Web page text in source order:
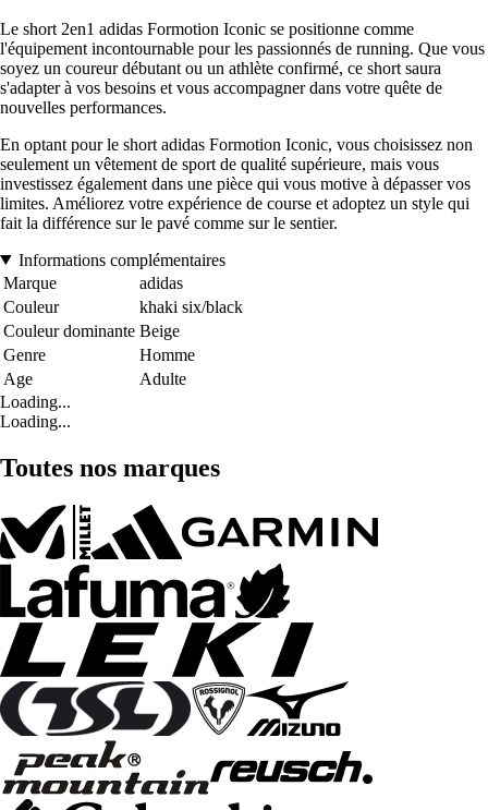
Le short 2en1 adidas Formotion Iconic se positionne comme
l'équipement incontournable pour les passionnés de running. Que vous
soyez un coureur débutant ou un athlète confirmé, ce short saura
s'adapter à vos besoins et vous accompagner dans votre quête de
nouvelles performances.
En optant pour le short adidas Formotion Iconic, vous choisissez non
seulement un vêtement de sport de qualité supérieure, mais vous
investissez également dans une pièce qui vous motive à dépasser vos
limites. Améliorez votre expérience de course et adoptez un style qui
fait la différence sur le pavé comme sur le sentier.
Informations complémentaires
Marque
adidas
Couleur
khaki six/black
Couleur dominante Beige
Genre
Homme
Age
Adulte
Loading...
Loading...
Toutes nos marques